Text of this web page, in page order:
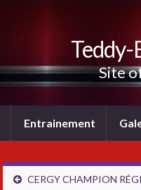
Teddy-
Site
Entrainement
CERGY CHAMPION